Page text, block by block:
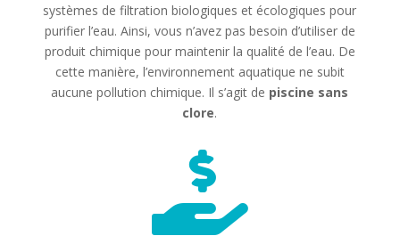
systèmes de filtration biologiques et écologiques pour
purifier l’eau. Ainsi, vous n’avez pas besoin d’utiliser de
produit chimique pour maintenir la qualité de l’eau. De
cette manière, l’environnement aquatique ne subit
aucune pollution chimique. Il s’agit de piscine sans
clore.
